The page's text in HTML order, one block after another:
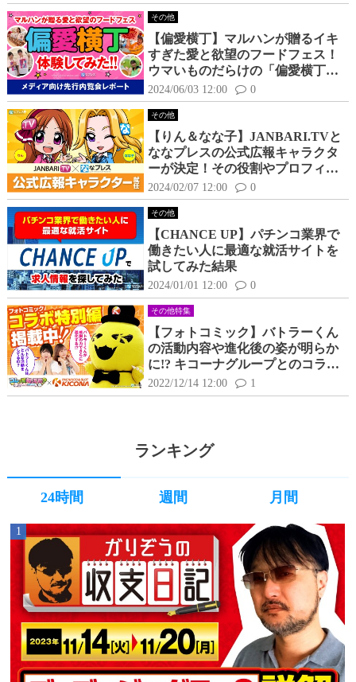
その他
【偏愛横丁】マルハンが贈るイキ
すぎた愛と欲望のフードフェス！
ウマいものだらけの「偏愛横丁」
を体験してきた！
2024/06/03 12:00 0
その他
【りん＆なな子】JANBARI.TVと
ななプレスの公式広報キャラクタ
ーが決定！その役割やプロフィー
ルをご紹介
2024/02/07 12:00 0
その他
【CHANCE UP】パチンコ業界で
働きたい人に最適な就活サイトを
試してみた結果
2024/01/01 12:00 0
その他特集
【フォトコミック】バトラーくん
の活動内容や進化後の姿が明らか
に!? キコーナグループとのコラボ
特別編をJANBARI.TVアプリにて
掲載中！
2022/12/14 12:00 1
ランキング
24時間 週間 月間
1